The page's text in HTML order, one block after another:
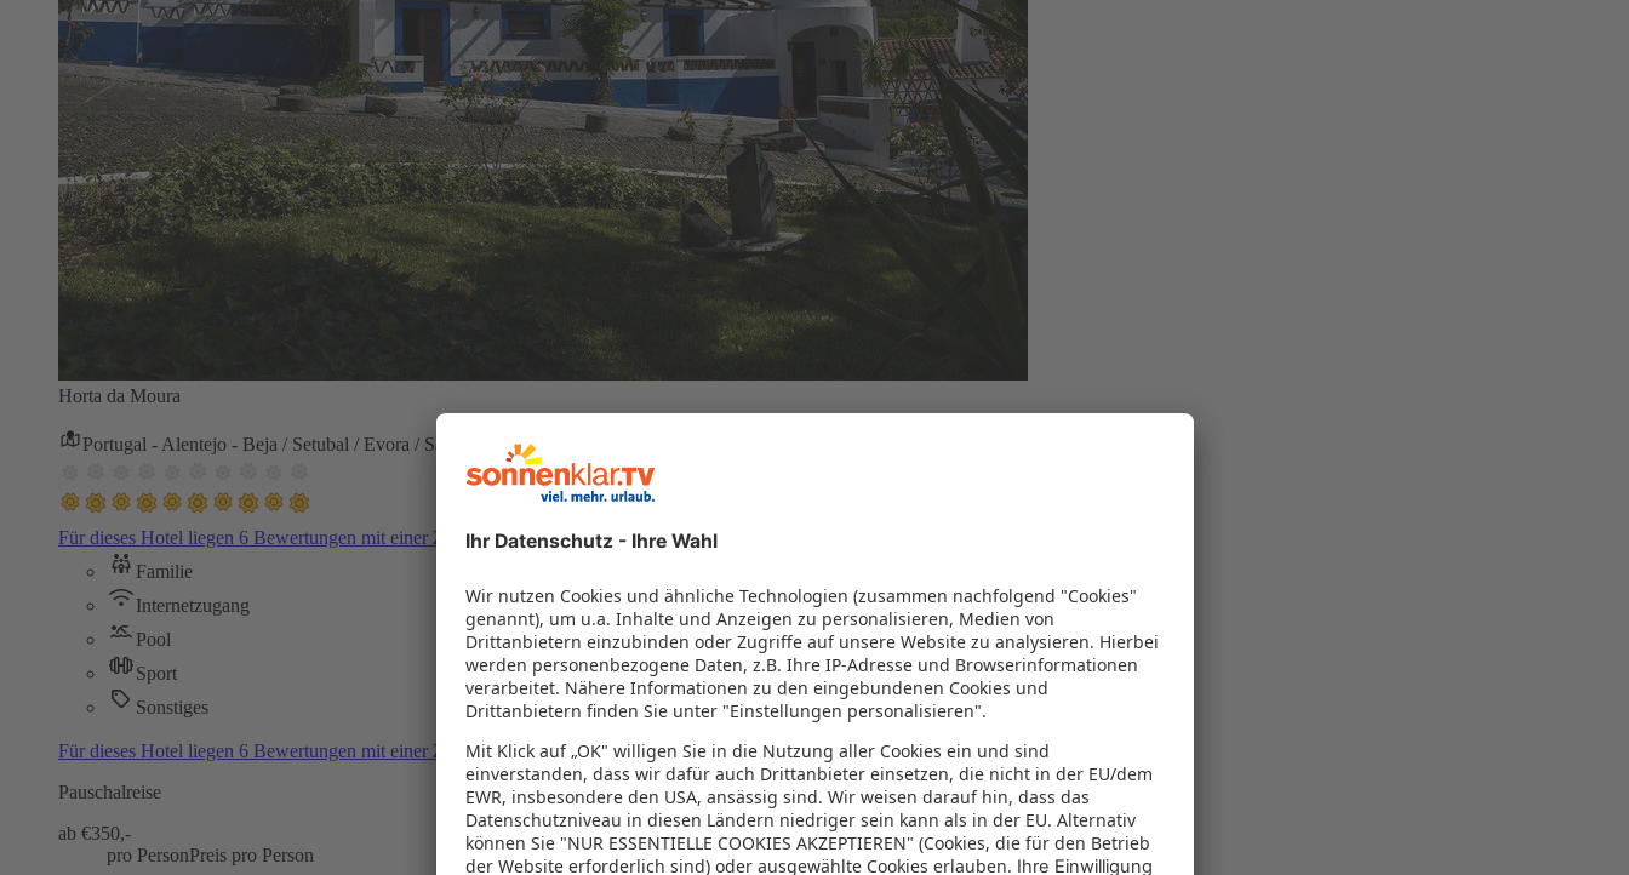
Horta da Moura
Portugal - Alentejo - Beja / Setubal / Evora / Santarem / Portalegre - Monsaraz
Für dieses Hotel liegen 6 Bewertungen mit einer Zustimmung von 100% vor
Familie
Internetzugang
Pool
Sport
Sonstiges
Für dieses Hotel liegen 6 Bewertungen mit einer Zustimmung von 100% vor (6)100%
Pauschalreise
ab €350,-
pro PersonPreis pro Person